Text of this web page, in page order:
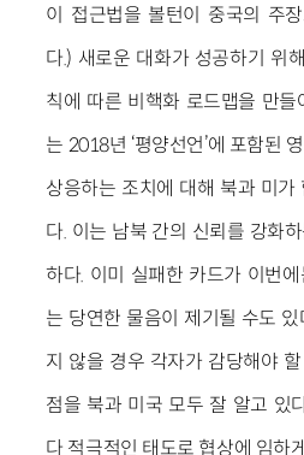
이 접근법을 볼턴이 중국의 주
다.) 새로운 대화가 성공하기 위
칙에 따른 비핵화 로드맵을 만
는 2018년 ‘평양선언’에 포함된
상응하는 조치에 대해 북과 미가
다. 이는 남북 간의 신뢰를 강화
하다. 이미 실패한 카드가 이번
는 당연한 물음이 제기될 수도
지 않을 경우 각자가 감당해야
점을 북과 미국 모두 잘 알고 있
다 적극적인 태도로 협상에 임하